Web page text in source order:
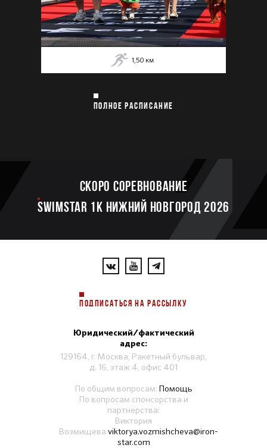
1,50 км
ПОЛНОЕ РАСПИСАНИЕ
Скоро соревнование
SWIMSTAR 1K НИЖНИЙ НОВГОРОД 2026
ПОДПИСАТЬСЯ НА РАССЫЛКУ
Юридический/фактический
адрес:
129164, г. Москва, Ракетный бульвар,
д. 16, этаж 4, офис 401
По общим вопросам: Помощь
По вопросам спонсорства и
партнерства:
Виктория
Возмищева viktorya.vozmishcheva@iron-
star.com